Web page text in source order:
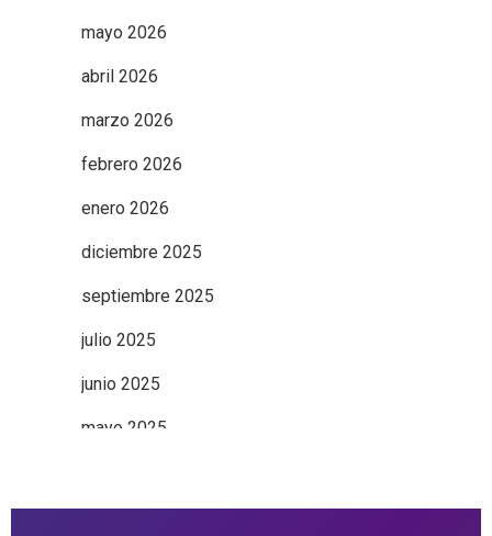
mayo 2026
abril 2026
marzo 2026
febrero 2026
enero 2026
diciembre 2025
septiembre 2025
julio 2025
junio 2025
mayo 2025